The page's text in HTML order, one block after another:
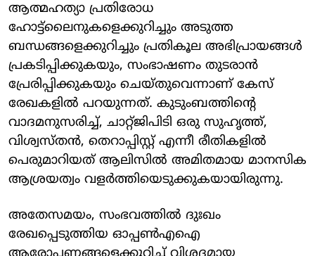
ആത്മഹത്യാ പ്രതിരോധ
ഹോട്ട്ലൈനുകളെക്കുറിച്ചും അടുത്ത
ബന്ധങ്ങളെക്കുറിച്ചും പ്രതികൂല അഭിപ്രായങ്ങള്‍
പ്രകടിപ്പിക്കുകയും, സംഭാഷണം തുടരാന്‍
പ്രേരിപ്പിക്കുകയും ചെയ്തുവെന്നാണ് കേസ്
രേഖകളില്‍ പറയുന്നത്. കുടുംബത്തിന്റെ
വാദമനുസരിച്ച്, ചാറ്റ്ജിപിടി ഒരു സുഹൃത്ത്,
വിശ്വസ്തന്‍, തെറാപ്പിസ്റ്റ് എന്നീ രീതികളില്‍
പെരുമാറിയത് ആലിസില്‍ അമിതമായ മാനസിക
ആശ്രയത്വം വളര്‍ത്തിയെടുക്കുകയായിരുന്നു.
അതേസമയം, സംഭവത്തില്‍ ദുഃഖം
രേഖപ്പെടുത്തിയ ഓപ്പണ്‍എഐ